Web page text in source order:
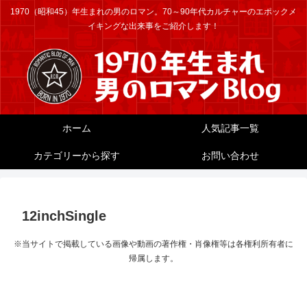
1970（昭和45）年生まれの男のロマン。70～90年代カルチャーのエポックメ
イキングな出来事をご紹介します！
ホーム 人気記事一覧
カテゴリーから探す お問い合わせ
12inchSingle
※当サイトで掲載している画像や動画の著作権・肖像権等は各権利所有者に
帰属します。